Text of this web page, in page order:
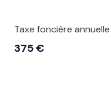
Taxe foncière annuelle
375 €